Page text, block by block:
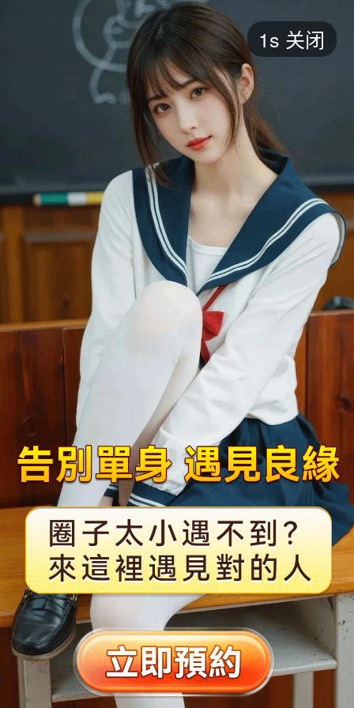
短剧
最热 添加 评分
都市 甜宠 逆袭 玄幻
2025 2024 2023 2022
全部 大陆 香港 台湾 美国 韩国 日本
1s 关闭